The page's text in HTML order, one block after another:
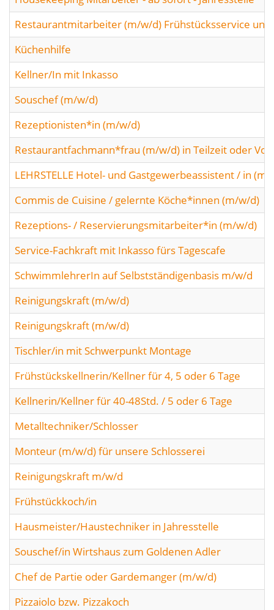
Restaurantmitarbeiter (m/w/d) Frühstücksservice
Küchenhilfe
Kellner/In mit Inkasso
Souschef (m/w/d)
Rezeptionisten*in (m/w/d)
Restaurantfachmann*frau (m/w/d) in Teilzeit oder
LEHRSTELLE Hotel- und Gastgewerbeassistent / in
Commis de Cuisine / gelernte Köche*innen (m/w/d)
Rezeptions- / Reservierungsmitarbeiter*in (m/w/d)
Service-Fachkraft mit Inkasso fürs Tagescafe
SchwimmlehrerIn auf Selbstständigenbasis m/w/d
Reinigungskraft (m/w/d)
Reinigungskraft (m/w/d)
Tischler/in mit Schwerpunkt Montage
Frühstückskellnerin/Kellner für 4, 5 oder 6 Tage
Kellnerin/Kellner für 40-48Std. / 5 oder 6 Tage
Metalltechniker/Schlosser
Monteur (m/w/d) für unsere Schlosserei
Reinigungskraft m/w/d
Frühstückkoch/in
Hausmeister/Haustechniker in Jahresstelle
Souschef/in Wirtshaus zum Goldenen Adler
Chef de Partie oder Gardemanger (m/w/d)
Pizzaiolo bzw. Pizzakoch